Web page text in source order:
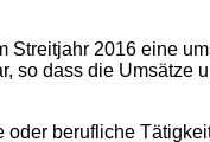
2016 eine
dass die
berufliche